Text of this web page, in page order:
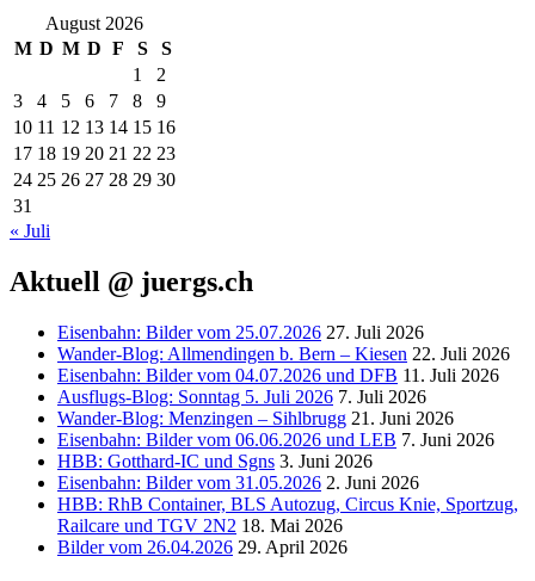
August 2026
M D M D F S
S
1
2
3
4 5 6 7 8
9
10 11 12 13 14 15 16
17 18 19 20 21 22 23
24 25 26 27 28 29 30
31
« Juli
Aktuell @ juergs.ch
Eisenbahn: Bilder vom 25.07.2026 27. Juli 2026
Wander-Blog: Allmendingen b. Bern – Kiesen 22. Juli 2026
Eisenbahn: Bilder vom 04.07.2026 und DFB 11. Juli 2026
Ausflugs-Blog: Sonntag 5. Juli 2026 7. Juli 2026
Wander-Blog: Menzingen – Sihlbrugg 21. Juni 2026
Eisenbahn: Bilder vom 06.06.2026 und LEB 7. Juni 2026
HBB: Gotthard-IC und Sgns 3. Juni 2026
Eisenbahn: Bilder vom 31.05.2026 2. Juni 2026
HBB: RhB Container, BLS Autozug, Circus Knie, Sportzug,
Railcare und TGV 2N2 18. Mai 2026
Bilder vom 26.04.2026 29. April 2026